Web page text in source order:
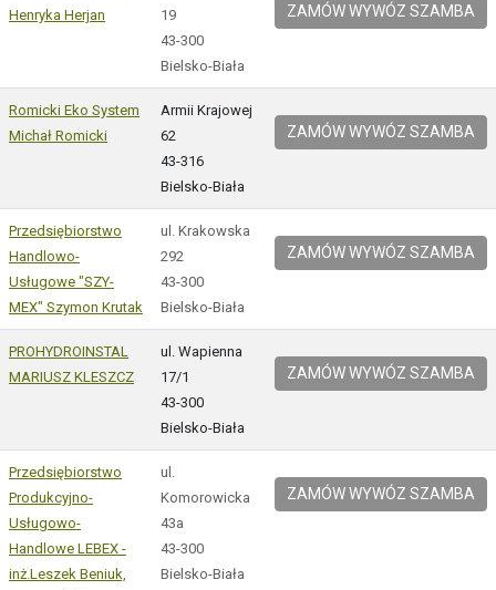
Henryka Herjan
19
43-300
Bielsko-Biała
ZAMÓW WYWÓZ SZAMBA
Romicki Eko System
Michał Romicki
Armii Krajowej
62
43-316
Bielsko-Biała
ZAMÓW WYWÓZ SZAMBA
Przedsiębiorstwo
Handlowo-
Usługowe "SZY-
MEX" Szymon Krutak
ul. Krakowska
292
43-300
Bielsko-Biała
ZAMÓW WYWÓZ SZAMBA
PROHYDROINSTAL
MARIUSZ KLESZCZ
ul. Wapienna
17/1
43-300
Bielsko-Biała
ZAMÓW WYWÓZ SZAMBA
Przedsiębiorstwo
Produkcyjno-
Usługowo-
Handlowe LEBEX -
inż.Leszek Beniuk,
ul.
Komorowicka
43a
43-300
Bielsko-Biała
ZAMÓW WYWÓZ SZAMBA